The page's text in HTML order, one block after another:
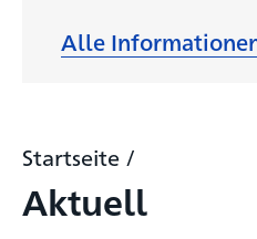
Alle
Startseite /
Aktuell